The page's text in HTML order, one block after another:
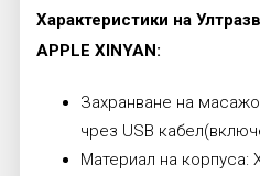
Характеристики на
APPLE XINYAN:
Захранване на
чрез USB
Материал на корпуса: